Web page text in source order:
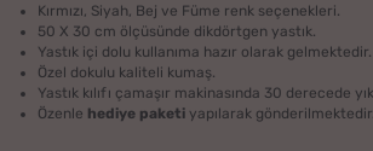
Kırmızı, Siyah, Bej ve Füme renk seçenekleri.
50 X 30 cm ölçüsünde dikdörtgen yastık.
Yastık içi dolu kullanıma hazır olarak gelmektedir.
Özel dokulu kaliteli kumaş.
Yastık kılıfı çamaşır makinasında 30 derecede
Özenle hediye paketi yapılarak gönderilmektedir.